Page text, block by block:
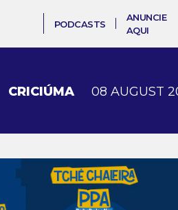
PODCASTS
ANUNCIE
AQUI
CRICIÚMA 08 AUGUST